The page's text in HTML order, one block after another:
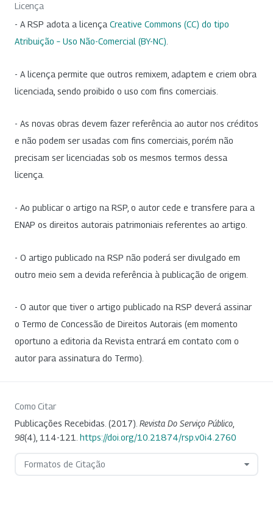
Licença
- A RSP adota a licença Creative Commons (CC) do tipo
Atribuição – Uso Não-Comercial (BY-NC)
- A licença permite que outros remixem, adaptem e criem obra
licenciada, sendo proibido o uso com fins comerciais.
- As novas obras devem fazer referência ao autor nos créditos
e não podem ser usadas com fins comerciais, porém não
precisam ser licenciadas sob os mesmos termos dessa
licença.
- Ao publicar o artigo na RSP, o autor cede e transfere para a
ENAP os direitos autorais patrimoniais referentes ao artigo.
- O artigo publicado na RSP não poderá ser divulgado em
outro meio sem a devida referência à publicação de origem.
- O autor que tiver o artigo publicado na RSP deverá assinar
o Termo de Concessão de Direitos Autorais (em momento
oportuno a editoria da Revista entrará em contato com o
autor para assinatura do Termo).
Como Citar
Publicações Recebidas. (2017). Revista Do Serviço Público
98(4), 114-121. https://doi.org/10.21874/rsp.v0i4.2760
Formatos de Citação